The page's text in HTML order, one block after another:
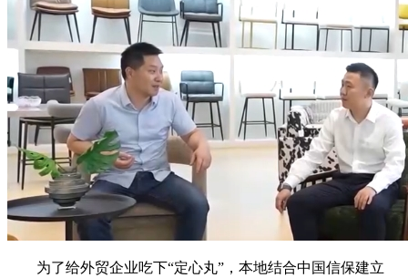
为了给外贸企业吃下“定心丸”，本地结合中国信保建立